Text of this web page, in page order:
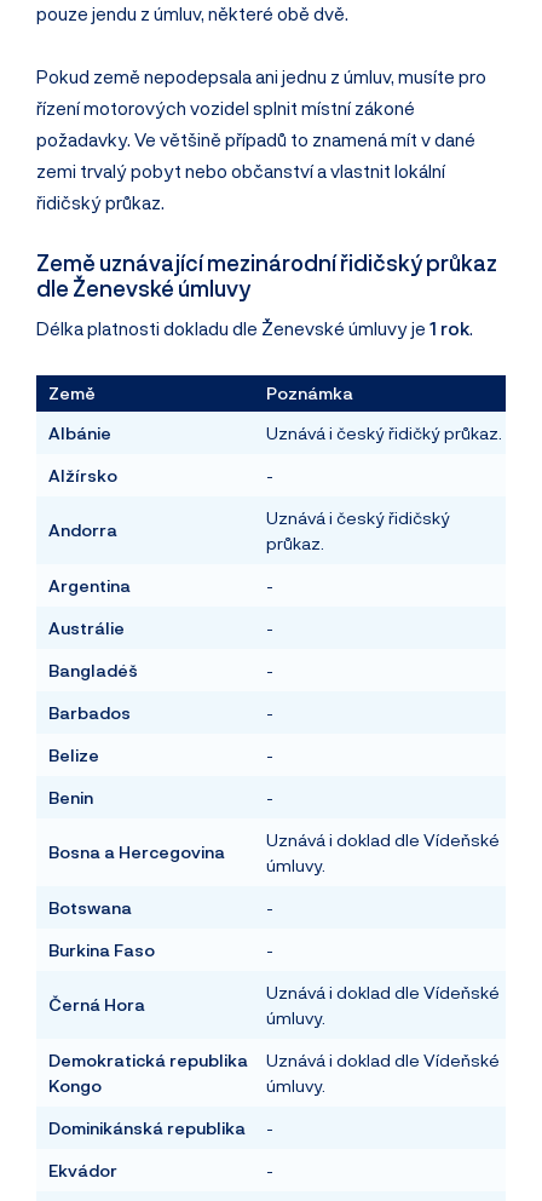
pouze jendu z úmluv, některé obě dvě.
Pokud země nepodepsala ani jednu z úmluv, musíte pro
řízení motorových vozidel splnit místní zákoné
požadavky. Ve většině případů to znamená mít v dané
zemi trvalý pobyt nebo občanství a vlastnit lokální
řidičský průkaz.
Země uznávající mezinárodní řidičský průkaz
dle Ženevské úmluvy
Délka platnosti dokladu dle Ženevské úmluvy je 1 rok.
Země
Poznámka
Albánie
Uznává i český řidičký průkaz.
Alžírsko -
Andorra
Uznává i český řidičský
průkaz.
Argentina -
Austrálie -
Bangladéš -
Barbados -
Belize -
Benin -
Bosna a Hercegovina
Uznává i doklad dle Vídeňské
úmluvy.
Botswana -
Burkina Faso -
Černá Hora
Uznává i doklad dle Vídeňské
úmluvy.
Demokratická republika
Kongo
Uznává i doklad dle Vídeňské
úmluvy.
Dominikánská republika -
Ekvádor -